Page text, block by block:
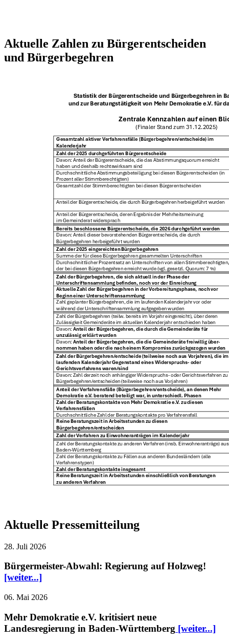
Aktuelle Zahlen zu Bürgerentscheiden
und Bürgerbegehren
Aktuelle Pressemitteilung
28. Juli 2026
Bürgermeister-Abwahl: Regierung auf Holzweg!
[weiter...]
06. Mai 2026
Mehr Demokratie e.V. kritisiert neue
Landesregierung in Baden-Württemberg [weiter...]